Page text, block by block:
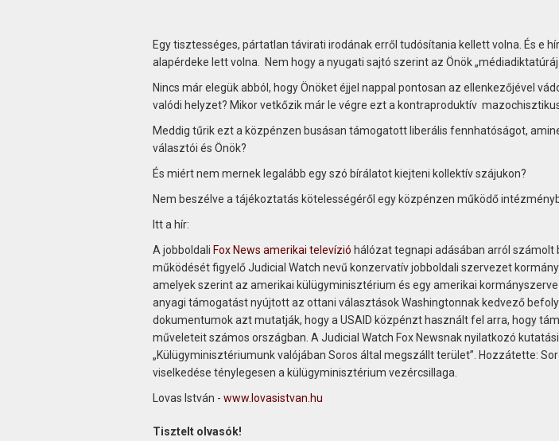
Egy tisztességes, pártatlan távirati irodának erről tudósítania kellett volna. És e
alapérdeke lett volna. Nem hogy a nyugati sajtó szerint az Önök
Nincs már elegük abból, hogy Önöket éjjel nappal pontosan az ellenkezőjével
valódi helyzet? Mikor vetkőzik már le végre ezt a kontraproduktív
Meddig tűrik ezt a közpénzen busásan támogatott liberális fennhatóságot,
választói és Önök?
És miért nem mernek legalább egy szó bírálatot kiejteni kollektív szájukon?
Nem beszélve a tájékoztatás kötelességéről egy közpénzen működő
Itt a hír:
A jobboldali Fox News amerikai televízió hálózat tegnapi adásában arról számolt
működését figyelő Judicial Watch nevű konzervatív jobboldali szervezet
amelyek szerint az amerikai külügyminisztérium és egy amerikai
anyagi támogatást nyújtott az ottani választások Washingtonnak kedvező
dokumentumok azt mutatják, hogy a USAID közpénzt használt fel arra, hogy
műveleteit számos országban. A Judicial Watch Fox Newsnak nyilatkozó
„Külügyminisztériumunk valójában Soros által megszállt terület”. Hozzátette:
viselkedése ténylegesen a külügyminisztérium vezércsillaga.
Lovas István - www.lovasistvan.hu
Tisztelt olvasók!